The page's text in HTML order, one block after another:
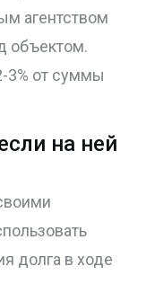
агентством
объектом.
3% от суммы
на ней
долга в ходе